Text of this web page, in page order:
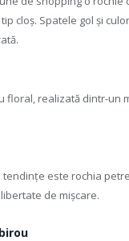
cloș. Spatele gol și
floral, realizată dintr-
este rochia
de mișcare.